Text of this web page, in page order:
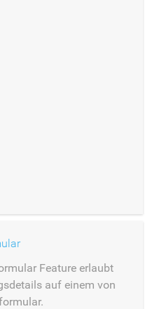
Feature erlaubt
auf einem von